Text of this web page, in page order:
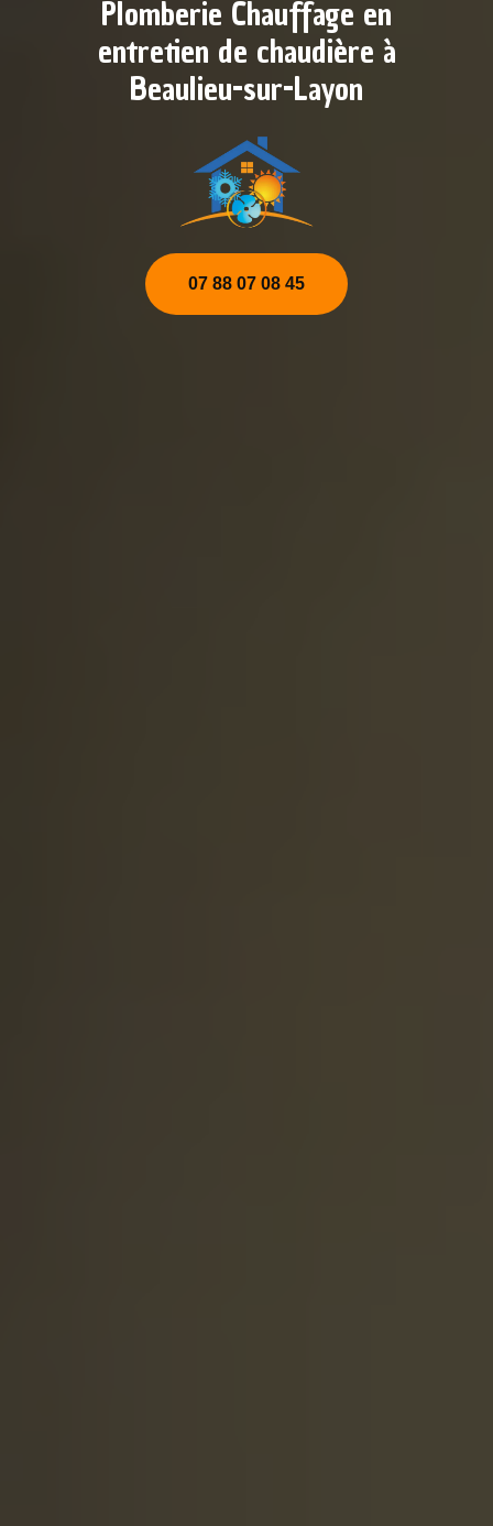
Plomberie Chauffage en
entretien de chaudière à
Beaulieu-sur-Layon
07 88 07 08 45